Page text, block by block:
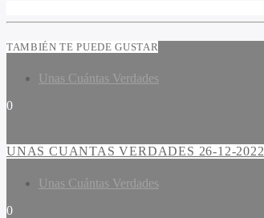
TAMBIÉN TE PUEDE GUSTAR
Unas Cuántas Verdades
0
UNAS CUANTAS VERDADES 26-12-2022
Unas Cuántas Verdades
0